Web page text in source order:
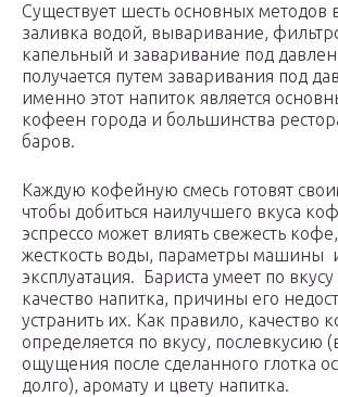
Существует шесть основных методов
заливка водой, вываривание,
капельный и заваривание под
получается путем заваривания под
именно этот напиток является
кофеен города и большинства
баров.
Каждую кофейную смесь готовят
чтобы добиться наилучшего вкуса
эспрессо может влиять свежесть
жесткость воды, параметры машины
эксплуатация. Бариста умеет по
качество напитка, причины его
устранить их. Как правило, качество
определяется по вкусу, послевкусию
ощущения после сделанного глотка
долго), аромату и цвету напитка.